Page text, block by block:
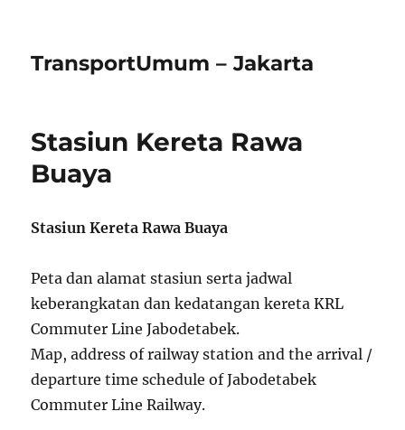
TransportUmum – Jakarta
Stasiun Kereta Rawa
Buaya
Stasiun Kereta Rawa Buaya
Peta dan alamat stasiun serta jadwal
keberangkatan dan kedatangan kereta KRL
Commuter Line Jabodetabek.
Map, address of railway station and the arrival /
departure time schedule of Jabodetabek
Commuter Line Railway.